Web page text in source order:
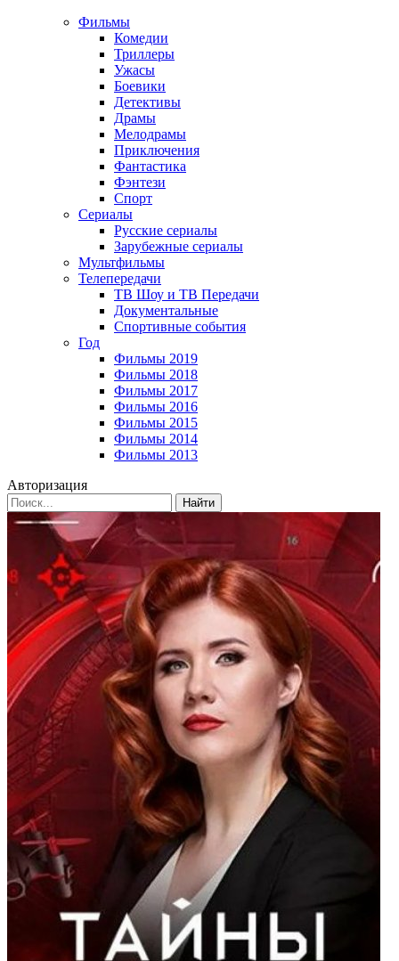
Фильмы
Комедии
Триллеры
Ужасы
Боевики
Детективы
Драмы
Мелодрамы
Приключения
Фантастика
Фэнтези
Спорт
Сериалы
Русские сериалы
Зарубежные сериалы
Мультфильмы
Телепередачи
ТВ Шоу и ТВ Передачи
Документальные
Спортивные события
Год
Фильмы 2019
Фильмы 2018
Фильмы 2017
Фильмы 2016
Фильмы 2015
Фильмы 2014
Фильмы 2013
Авторизация
Найти